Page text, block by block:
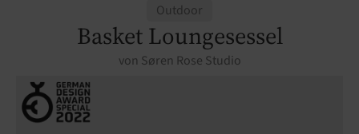
Outdoor
Basket Loungesessel
von Søren Rose Studio